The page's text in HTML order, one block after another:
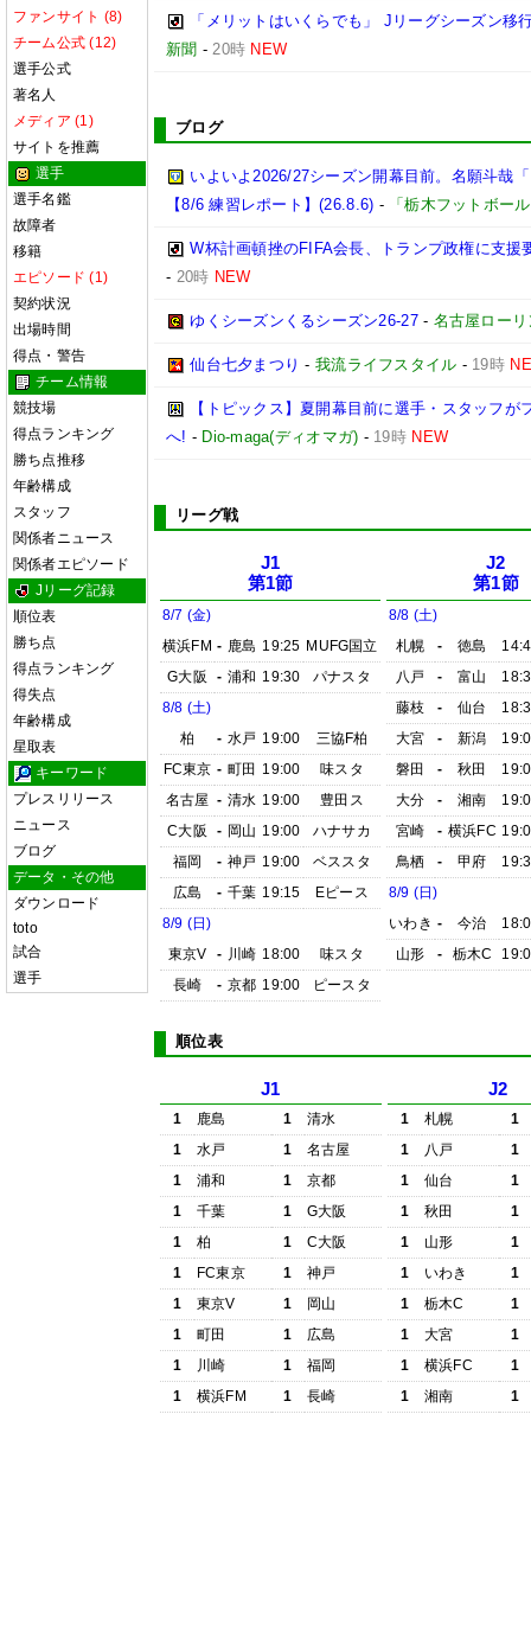
ファンサイト (8)
チーム公式 (12)
選手公式
著名人
メディア (1)
サイトを推薦
選手
選手名鑑
故障者
移籍
エピソード (1)
契約状況
出場時間
得点・警告
チーム情報
競技場
得点ランキング
勝ち点推移
年齢構成
スタッフ
関係者ニュース
関係者エピソード
Jリーグ記録
順位表
勝ち点
得点ランキング
得失点
年齢構成
星取表
キーワード
プレスリリース
ニュース
ブログ
データ・その他
ダウンロード
toto
試合
選手
「メリットはいくらでも」 Jリーグシーズン移
新聞 -20時 NEW
ブログ
いよいよ2026/27シーズン開幕目前。名願斗哉
【8/6 練習レポート】(26.8.6) - 「栃木フットボー
W杯計画頓挫のFIFA会長、トランプ政権に支援
- 20時 NEW
ゆくシーズンくるシーズン26-27- 名古屋ロー
仙台七夕まつり - 我流ライフスタイル - 19時
【トピックス】夏開幕目前に選手・スタッフ
へ! - Dio-maga(ディオマガ) - 19時 NEW
リーグ戦
J1
第1節
8/7 (金)
横浜FM - 鹿島 19:25 MUFG国立
G大阪
- 浦和 19:30
パナスタ
8/8 (土)
柏
- 水戸 19:00
三協F柏
FC東京 - 町田 19:00
味スタ
名古屋 - 清水 19:00
豊田ス
C大阪
- 岡山 19:00
ハナサカ
福岡
- 神戸 19:00
ベススタ
広島
- 千葉 19:15
Eピース
8/9 (日)
東京V
- 川崎 18:00
味スタ
長崎
- 京都 19:00 ピースタ
J2
第1節
8/8 (土)
札幌
- 徳島
八戸
- 富山
藤枝
- 仙台
大宮
- 新潟
磐田
- 秋田
大分
- 湘南
宮崎
- 横浜FC
鳥栖
- 甲府
8/9 (日)
いわき - 今治
山形
- 栃木C
順位表
J1
1 鹿島 1
清水
1
水戸 1
名古屋
1
浦和 1
京都
1
千葉 1
G大阪
1
柏 1
C大阪
1
FC東京 1
神戸
1
東京V 1
岡山
1
町田 1
広島
1
川崎 1
福岡
1
横浜FM 1 長崎
J2
1 札幌
1
1
八戸
1
1
仙台
1
1
秋田
1
1
山形
1
1
いわき
1
1
栃木C
1
1
大宮
1
1
横浜FC
1
1
湘南 1